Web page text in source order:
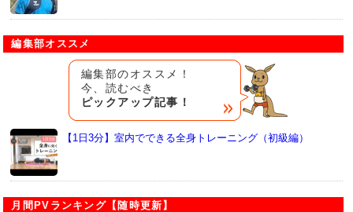
編集部オススメ
編集部のオススメ！
今、読むべき
ピックアップ記事！
【1日3分】室内でできる全身トレーニング（初級編）
月間PVランキング【随時更新】